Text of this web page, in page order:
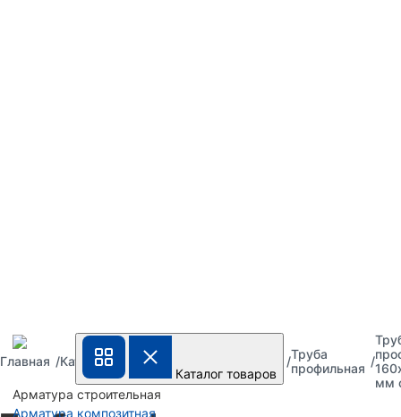
Каталог товаров
Арматура строительная
Арматура композитная
Главная Каталог
Труба
металлическая
стальная
Труба
профильная
мм